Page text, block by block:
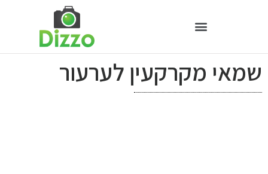
שמאי מקרקעין לערעור